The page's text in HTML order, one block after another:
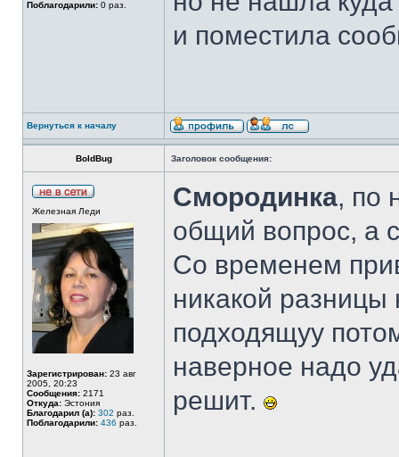
Поблагодарили: 0 раз.
и поместила
Вернуться к началу
BoldBug Заголовок сообщения:
Железная Леди
Зарегистрирован: 23 авг
2005, 20:23
Сообщения: 2171
Откуда: Эстония
Благодарил (а): 302 раз.
Поблагодарили: 436 раз.
Смородинка, по
общий вопрос, а
Со временем
никакой
подходящуу
наверное надо
решит.